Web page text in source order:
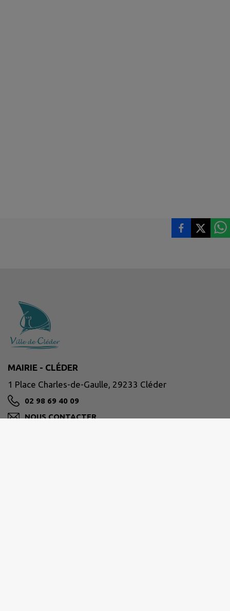
MAIRIE - CLÉDER
1 Place Charles-de-Gaulle, 29233 Cléder
02 98 69 40 09
NOUS CONTACTER